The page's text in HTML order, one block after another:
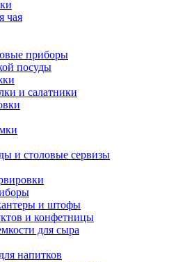
чая
приборы
посуды
и салатники
и столовые сервизы
и штофы
и конфетницы
для сыра
напитков